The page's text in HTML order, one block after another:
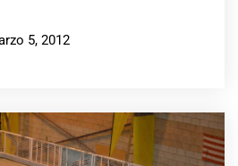
5, 2012